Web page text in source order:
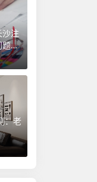
沙注
题汇
：老